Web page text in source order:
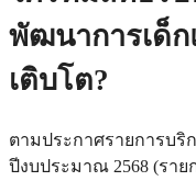
พัฒนาการเด็ก
เติบโต?
ตามประกาศรายการบริ
ปีงบประมาณ 2568 (รา